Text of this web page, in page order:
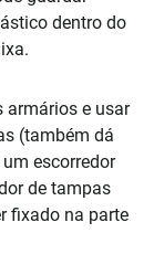
dentro do
armários e usar
(também dá
escorredor
de tampas
fixado na parte